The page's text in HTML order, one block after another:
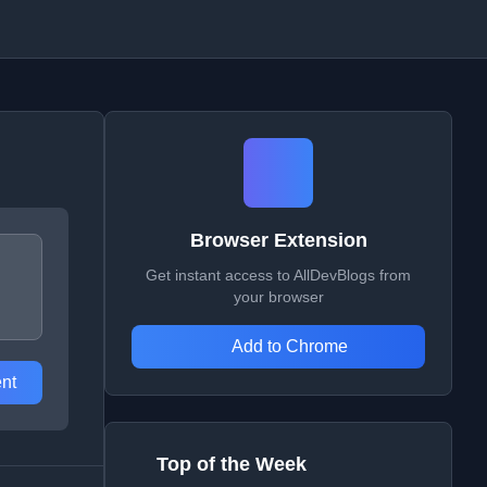
Browser Extension
Get instant access to AllDevBlogs from
your browser
Add to Chrome
Top of the Week